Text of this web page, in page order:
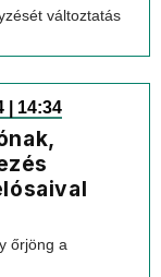
változtatás
| 14:34
őrjöng a